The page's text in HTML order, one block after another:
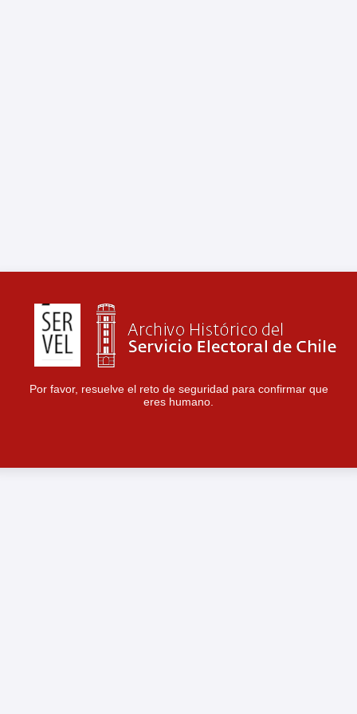
Por favor, resuelve el reto de seguridad para confirmar que
eres humano.